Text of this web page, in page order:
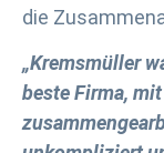
die
„Kremsmüller
beste Firma,